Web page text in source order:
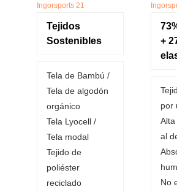
Tejidos
Sostenibles
Tela de Bambú /
Tela de algodón
orgánico
Tela Lyocell /
Tela modal
Tejido de
poliéster
reciclado
+
por
Alta
al
No